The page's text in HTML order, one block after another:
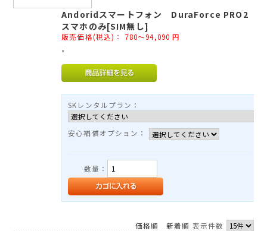
お申し込み
TEL：03-3525-8351
info@rental-store.jp
平日 10:00-19:00 土日祝11:00-18:00
東京都千代田区神田須田町1-5 KSビル2F
Andoridスマートフォン DuraForce PRO2
スマホのみ[SIM無し]
販売価格(税込)： 780～94,090 円
*
SKレンタルプラン：
安心補償オプション：
数量：
価格順 新着順 表示件数